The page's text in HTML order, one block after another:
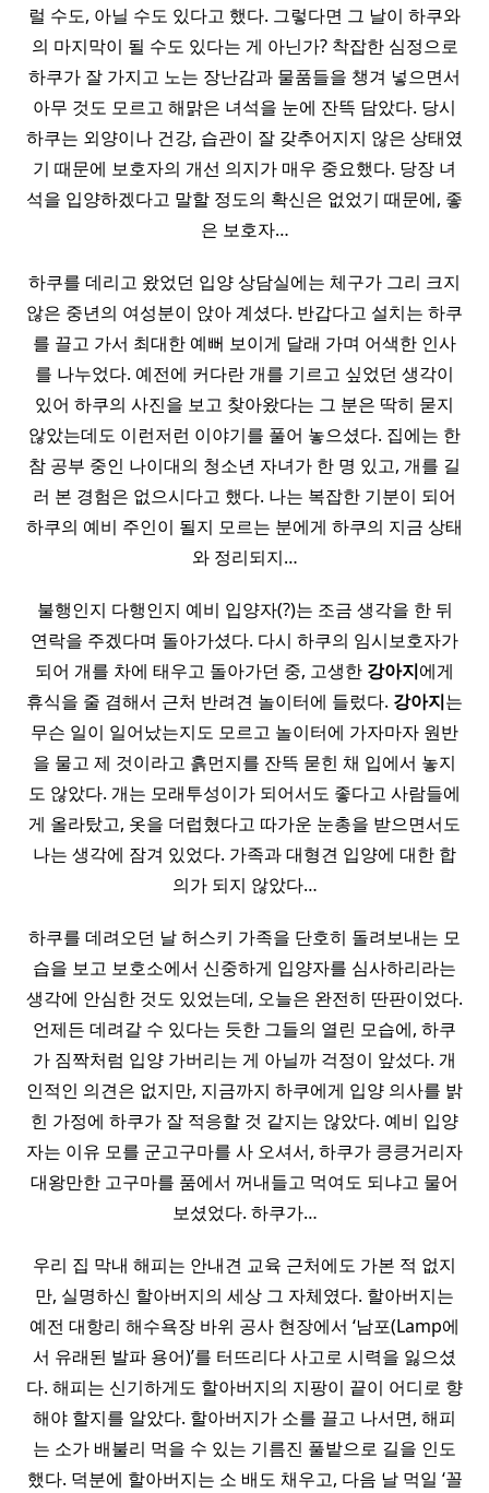
럴 수도, 아닐 수도 있다고 했다. 그렇다면 그 날이 하쿠와
의 마지막이 될 수도 있다는 게 아닌가? 착잡한 심정으로
하쿠가 잘 가지고 노는 장난감과 물품들을 챙겨 넣으면서
아무 것도 모르고 해맑은 녀석을 눈에 잔뜩 담았다. 당시
하쿠는 외양이나 건강, 습관이 잘 갖추어지지 않은 상태였
기 때문에 보호자의 개선 의지가 매우 중요했다. 당장 녀
석을 입양하겠다고 말할 정도의 확신은 없었기 때문에, 좋
은 보호자…
하쿠를 데리고 왔었던 입양 상담실에는 체구가 그리 크지
않은 중년의 여성분이 앉아 계셨다. 반갑다고 설치는 하쿠
를 끌고 가서 최대한 예뻐 보이게 달래 가며 어색한 인사
를 나누었다. 예전에 커다란 개를 기르고 싶었던 생각이
있어 하쿠의 사진을 보고 찾아왔다는 그 분은 딱히 묻지
않았는데도 이런저런 이야기를 풀어 놓으셨다. 집에는 한
참 공부 중인 나이대의 청소년 자녀가 한 명 있고, 개를 길
러 본 경험은 없으시다고 했다. 나는 복잡한 기분이 되어
하쿠의 예비 주인이 될지 모르는 분에게 하쿠의 지금 상태
와 정리되지…
불행인지 다행인지 예비 입양자(?)는 조금 생각을 한 뒤
연락을 주겠다며 돌아가셨다. 다시 하쿠의 임시보호자가
되어 개를 차에 태우고 돌아가던 중, 고생한 강아지에게
휴식을 줄 겸해서 근처 반려견 놀이터에 들렀다. 강아지는
무슨 일이 일어났는지도 모르고 놀이터에 가자마자 원반
을 물고 제 것이라고 흙먼지를 잔뜩 묻힌 채 입에서 놓지
도 않았다. 개는 모래투성이가 되어서도 좋다고 사람들에
게 올라탔고, 옷을 더럽혔다고 따가운 눈총을 받으면서도
나는 생각에 잠겨 있었다. 가족과 대형견 입양에 대한 합
의가 되지 않았다…
하쿠를 데려오던 날 허스키 가족을 단호히 돌려보내는 모
습을 보고 보호소에서 신중하게 입양자를 심사하리라는
생각에 안심한 것도 있었는데, 오늘은 완전히 딴판이었다.
언제든 데려갈 수 있다는 듯한 그들의 열린 모습에, 하쿠
가 짐짝처럼 입양 가버리는 게 아닐까 걱정이 앞섰다. 개
인적인 의견은 없지만, 지금까지 하쿠에게 입양 의사를 밝
힌 가정에 하쿠가 잘 적응할 것 같지는 않았다. 예비 입양
자는 이유 모를 군고구마를 사 오셔서, 하쿠가 킁킁거리자
대왕만한 고구마를 품에서 꺼내들고 먹여도 되냐고 물어
보셨었다. 하쿠가…
우리 집 막내 해피는 안내견 교육 근처에도 가본 적 없지
만, 실명하신 할아버지의 세상 그 자체였다. 할아버지는
예전 대항리 해수욕장 바위 공사 현장에서 ‘남포(Lamp에
서 유래된 발파 용어)’를 터뜨리다 사고로 시력을 잃으셨
다. 해피는 신기하게도 할아버지의 지팡이 끝이 어디로 향
해야 할지를 알았다. 할아버지가 소를 끌고 나서면, 해피
는 소가 배불리 먹을 수 있는 기름진 풀밭으로 길을 인도
했다. 덕분에 할아버지는 소 배도 채우고, 다음 날 먹일 ‘꼴